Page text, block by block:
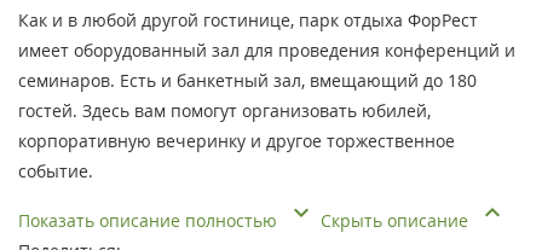
Как и в любой другой гостинице, парк отдыха ФорРест
имеет оборудованный зал для проведения конференций и
семинаров. Есть и банкетный зал, вмещающий до 180
гостей. Здесь вам помогут организовать юбилей,
корпоративную вечеринку и другое торжественное
событие.
Показать описание полностью
Скрыть описание